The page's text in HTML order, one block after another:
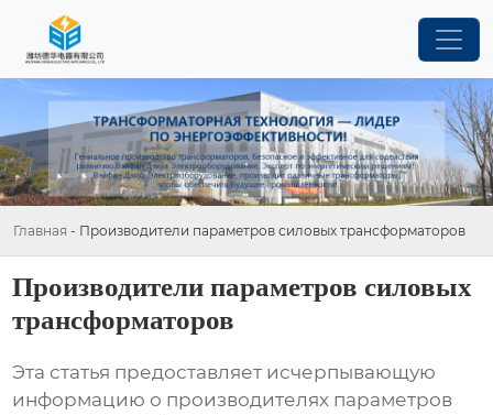
Главная - Производители параметров силовых трансформаторов
Производители параметров силовых
трансформаторов
Эта статья предоставляет исчерпывающую
информацию о производителях параметров